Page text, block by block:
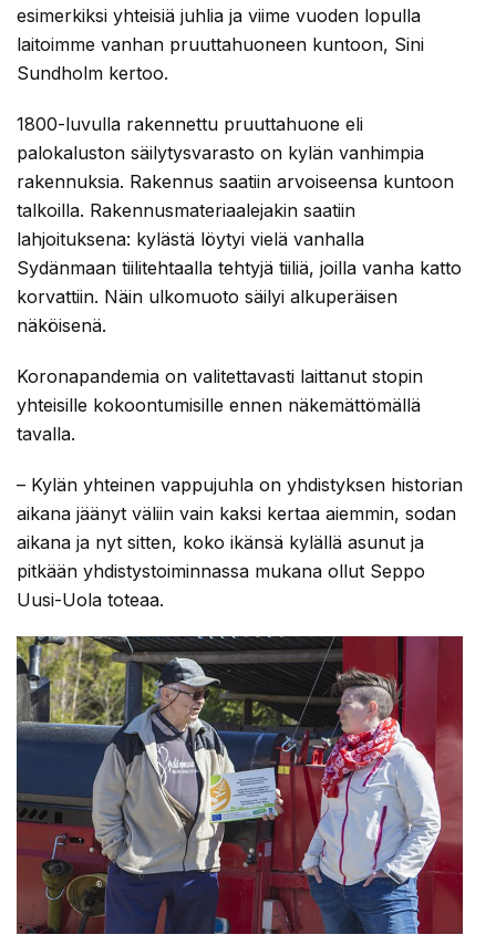
esimerkiksi yhteisiä juhlia ja viime vuoden lopulla
laitoimme vanhan pruuttahuoneen kuntoon, Sini
Sundholm kertoo.
1800-luvulla rakennettu pruuttahuone eli
palokaluston säilytysvarasto on kylän vanhimpia
rakennuksia. Rakennus saatiin arvoiseensa kuntoon
talkoilla. Rakennusmateriaalejakin saatiin
lahjoituksena: kylästä löytyi vielä vanhalla
Sydänmaan tiilitehtaalla tehtyjä tiiliä, joilla vanha katto
korvattiin. Näin ulkomuoto säilyi alkuperäisen
näköisenä.
Koronapandemia on valitettavasti laittanut stopin
yhteisille kokoontumisille ennen näkemättömällä
tavalla.
– Kylän yhteinen vappujuhla on yhdistyksen historian
aikana jäänyt väliin vain kaksi kertaa aiemmin, sodan
aikana ja nyt sitten, koko ikänsä kylällä asunut ja
pitkään yhdistystoiminnassa mukana ollut Seppo
Uusi-Uola toteaa.